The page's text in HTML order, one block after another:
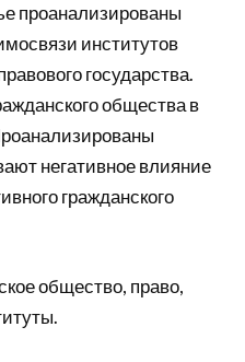
проанализированы
институтов
государства.
общества в
негативное влияние
гражданского
общество, право,